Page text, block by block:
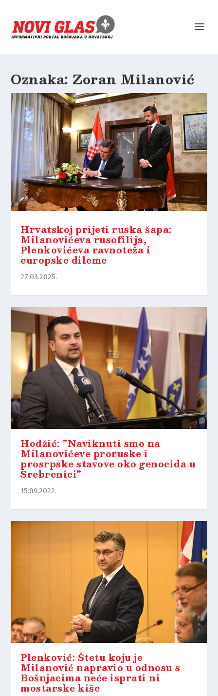
Oznaka: Zoran Milanović
Hrvatskoj prijeti ruska šapa:
Milanovićeva rusofilija,
Plenkovićeva ravnoteža i
europske dileme
27.03.2025.
Hodžić: ”Naviknuti smo na
Milanovićeve proruske i
prosrpske stavove oko genocida u
Srebrenici”
15.09.2022.
Plenković: Štetu koju je
Milanović napravio u odnosu s
Bošnjacima neće isprati ni
mostarske kiše